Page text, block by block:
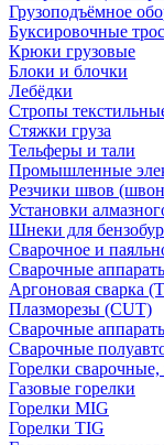
Грузоподъёмное
Буксировочные
Крюки грузовые
Блоки и блочки
Лебёдки
Стропы
Стяжки груза
Тельферы и тали
Промышленные
Резчики швов
Установки
Шнеки для
Сварочное и
Сварочные
Аргоновая сварка
Плазморезы (CUT)
Сварочные
Сварочные
Горелки сварочные,
Газовые горелки
Горелки MIG
Горелки TIG